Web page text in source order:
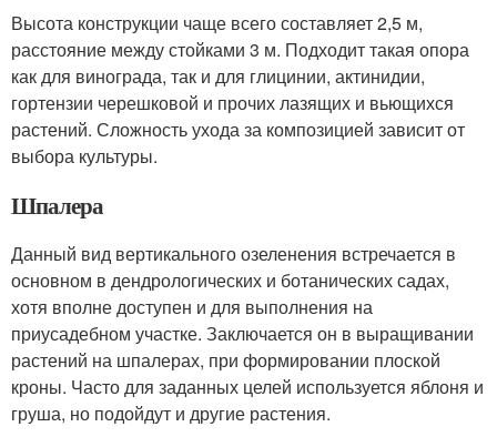
Высота конструкции чаще всего составляет 2,5 м,
расстояние между стойками 3 м. Подходит такая опора
как для винограда, так и для глицинии, актинидии,
гортензии черешковой и прочих лазящих и вьющихся
растений. Сложность ухода за композицией зависит от
выбора культуры.
Шпалера
Данный вид вертикального озеленения встречается в
основном в дендрологических и ботанических садах,
хотя вполне доступен и для выполнения на
приусадебном участке. Заключается он в выращивании
растений на шпалерах, при формировании плоской
кроны. Часто для заданных целей используется яблоня и
груша, но подойдут и другие растения.